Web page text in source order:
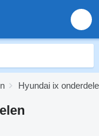
Hyundai ix